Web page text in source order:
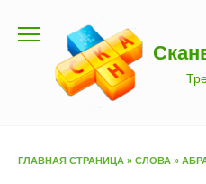
содержанию
ГЛАВНАЯ СТРАНИЦА » СЛОВА »